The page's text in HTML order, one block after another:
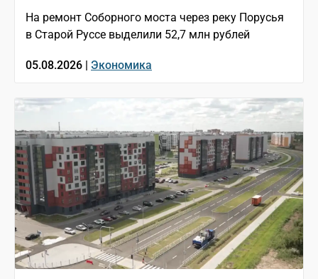
На ремонт Соборного моста через реку Порусья
в Старой Руссе выделили 52,7 млн рублей
05.08.2026 | Экономика